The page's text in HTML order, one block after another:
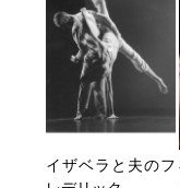
イザベラと夫のフ